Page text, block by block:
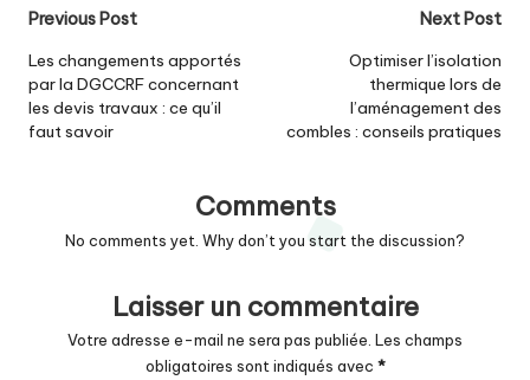
Post
navigation
Previous Post
Les changements apportés
par la DGCCRF concernant
les devis travaux : ce qu’il
faut savoir
Next Post
Optimiser l’isolation
thermique lors de
l’aménagement des
combles : conseils pratiques
Comments
No comments yet. Why don’t you start the discussion?
Laisser un commentaire
Votre adresse e-mail ne sera pas publiée. Les champs
obligatoires sont indiqués avec *